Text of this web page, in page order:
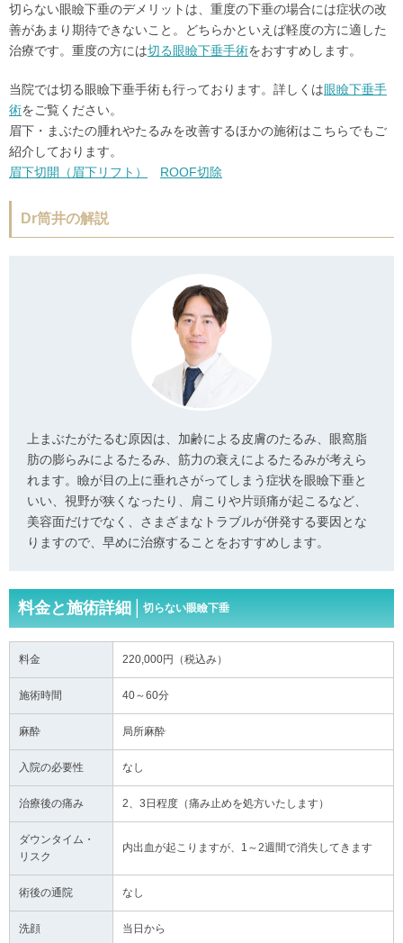
切らない眼瞼下垂のデメリットは、重度の下垂の場合には症状の改
善があまり期待できないこと。どちらかといえば軽度の方に適した
治療です。重度の方には切る眼瞼下垂手術をおすすめします。
当院では切る眼瞼下垂手術も行っております。詳しくは眼瞼下垂手
術をご覧ください。
眉下・まぶたの腫れやたるみを改善するほかの施術はこちらでもご
紹介しております。
眉下切開（眉下リフト）
ROOF切除
Dr筒井の解説
上まぶたがたるむ原因は、加齢による皮膚のたるみ、眼窩脂
肪の膨らみによるたるみ、筋力の衰えによるたるみが考えら
れます。瞼が目の上に垂れさがってしまう症状を眼瞼下垂と
いい、視野が狭くなったり、肩こりや片頭痛が起こるなど、
美容面だけでなく、さまざまなトラブルが併発する要因とな
りますので、早めに治療することをおすすめします。
料金と施術詳細│ 切らない眼瞼下垂
料金 220,000円（税込み）
施術時間 40～60分
麻酔 局所麻酔
入院の必要性 なし
治療後の痛み 2、3日程度（痛み止めを処方いたします）
ダウンタイム・
リスク
内出血が起こりますが、1～2週間で消失してきます
術後の通院 なし
洗顔 当日から